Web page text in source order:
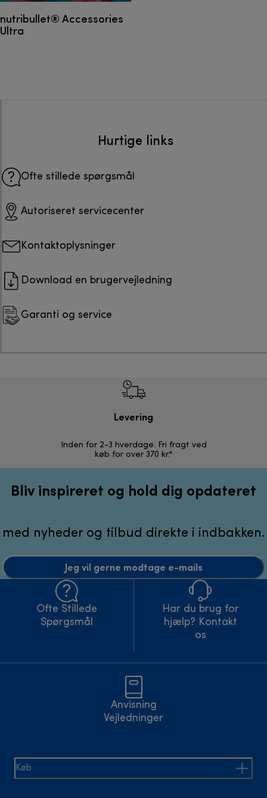
nutribullet® Accessories
Ultra
Hurtige links
Ofte stillede spørgsmål
Autoriseret servicecenter
Kontaktoplysninger
Download en brugervejledning
Garanti og service
Levering
Inden for 2-3 hverdage. Fri fragt ved
køb for over 370 kr.*
Bliv inspireret og hold dig opdateret
med nyheder og tilbud direkte i indbakken.
Jeg vil gerne modtage e-mails
Ofte Stillede
Spørgsmål
Har du brug for
hjælp? Kontakt
os
Anvisning
Vejledninger
Køb